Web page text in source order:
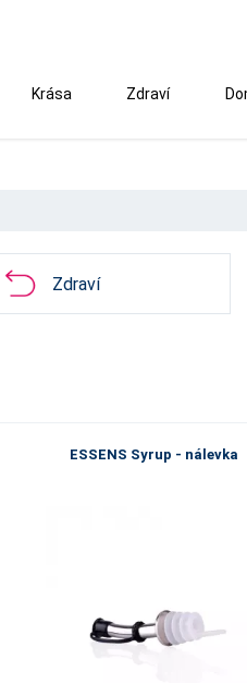
Krása Zdraví
Zdraví
ESSENS Syrup - nálevka